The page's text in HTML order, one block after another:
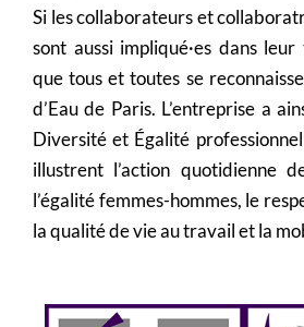
Si les collaborateurs et
sont aussi impliqué·es dans
que tous et toutes se
d’Eau de Paris. L’entreprise a
Diversité et Égalité
illustrent l’action quotidienne
l’égalité femmes-hommes, le
la qualité de vie au travail et la